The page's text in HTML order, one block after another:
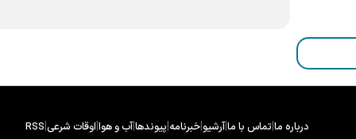
درباره ما|تماس با ما|آرشیو|خبرنامه|پیوندها|آب و هوا|اوقات شرعی|
RSS